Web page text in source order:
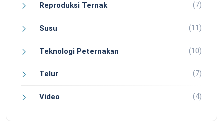
Reproduksi Ternak (7)
Susu (11)
Teknologi Peternakan (10)
Telur (7)
Video (4)